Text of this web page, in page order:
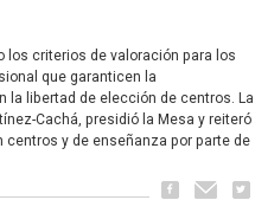
los criterios de valoración para los
que garanticen la
la libertad de elección de centros. La
Cachá, presidió la Mesa y reiteró
y de enseñanza por parte de